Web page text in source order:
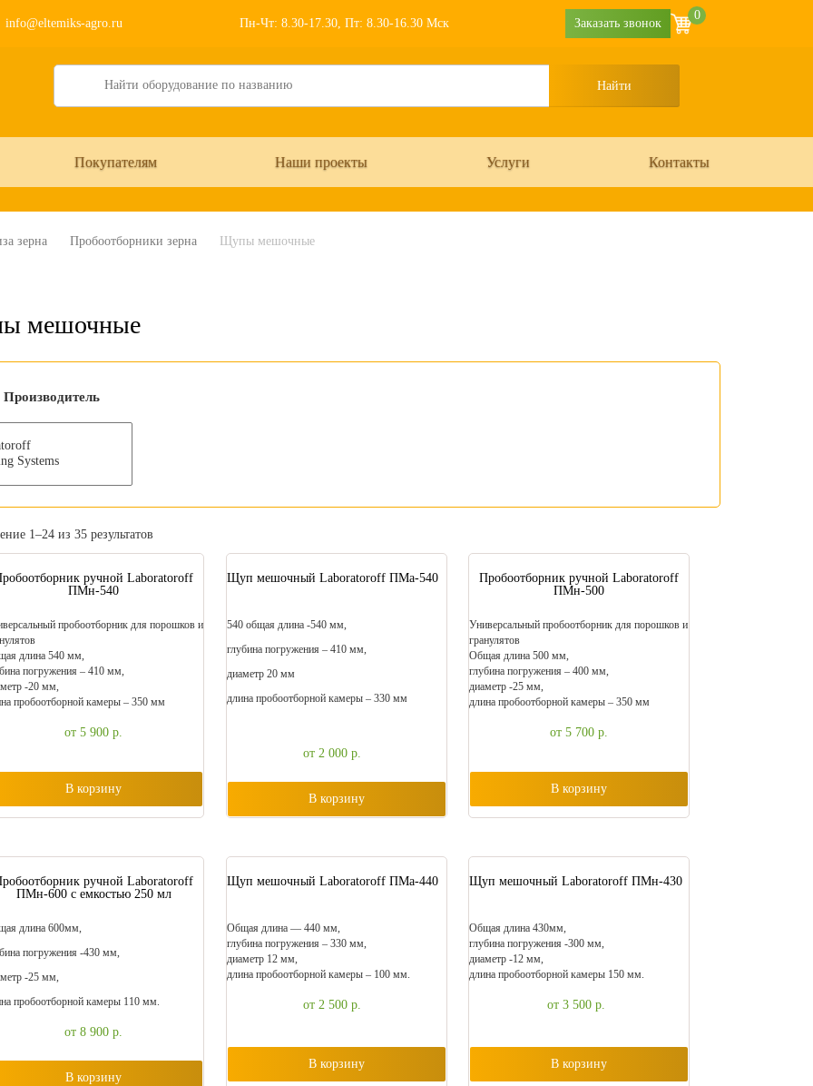
info@eltemiks-agro.ru Пн-Чт: 8.30-17.30, Пт: 8.30-16.30 Мск Заказать звонок
0
Search
Покупателям Наши проекты Услуги Контакты
зерна Пробоотборники зерна Щупы мешочные
мешочные
Производитель
1–24 из 35 результатов
ручной Laboratoroff
ПМн-540
пробоотборник для порошков и
длина 540 мм,
погружения – 410 мм,
-20 мм,
пробоотборной камеры – 350 мм
от 5 900р.
В корзину
Щуп мешочный Laboratoroff ПМа-540
540 общая длина -540 мм,
глубина погружения – 410 мм,
диаметр 20 мм
длина пробоотборной камеры – 330 мм
от 2 000р.
В корзину
Пробоотборник ручной Laboratoroff
ПМн-500
Универсальный пробоотборник для порошков и
гранулятов
Общая длина 500 мм,
глубина погружения – 400 мм,
диаметр -25 мм,
длина пробоотборной камеры – 350 мм
от 5 700 р.
В корзину
ручной Laboratoroff
ПМн-600 с емкостью 250 мл
длина 600мм,
погружения -430 мм,
-25 мм,
пробоотборной камеры 110 мм.
от 8 900р.
В корзину
Щуп мешочный Laboratoroff ПМа-440
Общая длина — 440 мм,
глубина погружения – 330 мм,
диаметр 12 мм,
длина пробоотборной камеры – 100 мм.
от 2 500р.
В корзину
Щуп мешочный Laboratoroff ПМн-430
Общая длина 430мм,
глубина погружения -300 мм,
диаметр -12 мм,
длина пробоотборной камеры 150 мм.
от 3 500 р.
В корзину